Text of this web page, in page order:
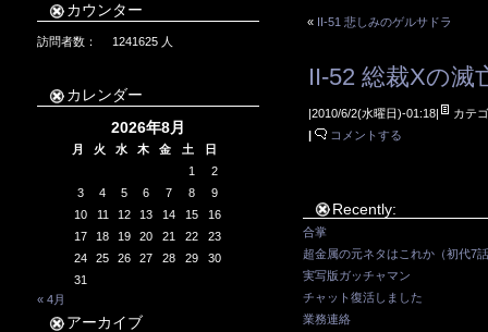
カウンター
訪問者数： 1241625人
カレンダー
2026年8月
月 火 水 木 金 土
日
1
2
3
4 5 6 7 8
9
10
11 12 13 14 15
16
17
18 19 20 21 22
23
24
25 26 27 28 29
30
31
« 4月
アーカイブ
« II-51 悲しみのゲルサドラ
II-52 総裁Xの滅
|2010/6/2(水曜日)-01:18|
カテ
|
コメントする
Recently:
合掌
超金属の元ネタはこれか（初代7話
実写版ガッチャマン
チャット復活しました
業務連絡